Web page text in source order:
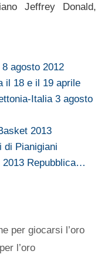
Jeffrey Donald,
agosto 2012
il 18 e il 19 aprile
Italia 3 agosto
2013
di Pianigiani
2013 Repubblica…
per giocarsi l’oro
l’oro